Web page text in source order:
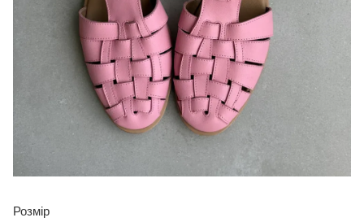
Розмір